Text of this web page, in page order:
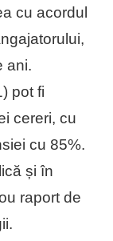
cu acordul
ani.
pot fi
cereri, cu
cu 85%.
și în
raport de